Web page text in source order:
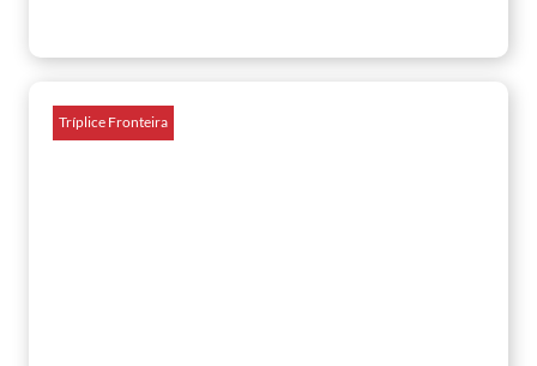
Tríplice Fronteira